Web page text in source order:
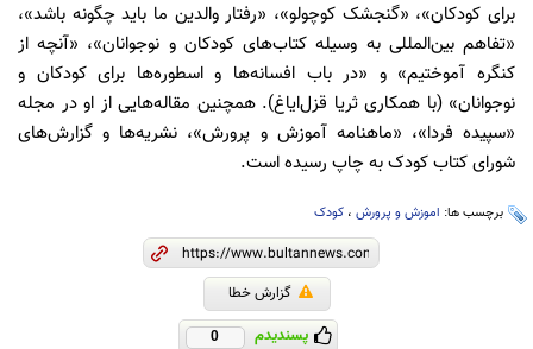
برای کودکان»، «گنجشک کوچولو»، «رفتار والدین ما باید چگونه باشد»،
«تفاهم بین‌المللی به وسیله کتاب‌های کودکان و نوجوانان»، «آنچه از
کنگره آموختیم» و «در باب افسانه‌ها و اسطوره‌ها برای کودکان و
نوجوانان» (با همکاری ثریا قزل‌ایاغ). همچنین مقاله‌هایی از او در مجله‌
«سپیده فردا»، «ماهنامه آموزش و پرورش»، نشریه‌ها و گزارش‌های
شورای کتاب کودک به چاپ رسیده است.
برچسب ها: اموزش و پرورش ، کودک
گزارش خطا
پسندیدم 0